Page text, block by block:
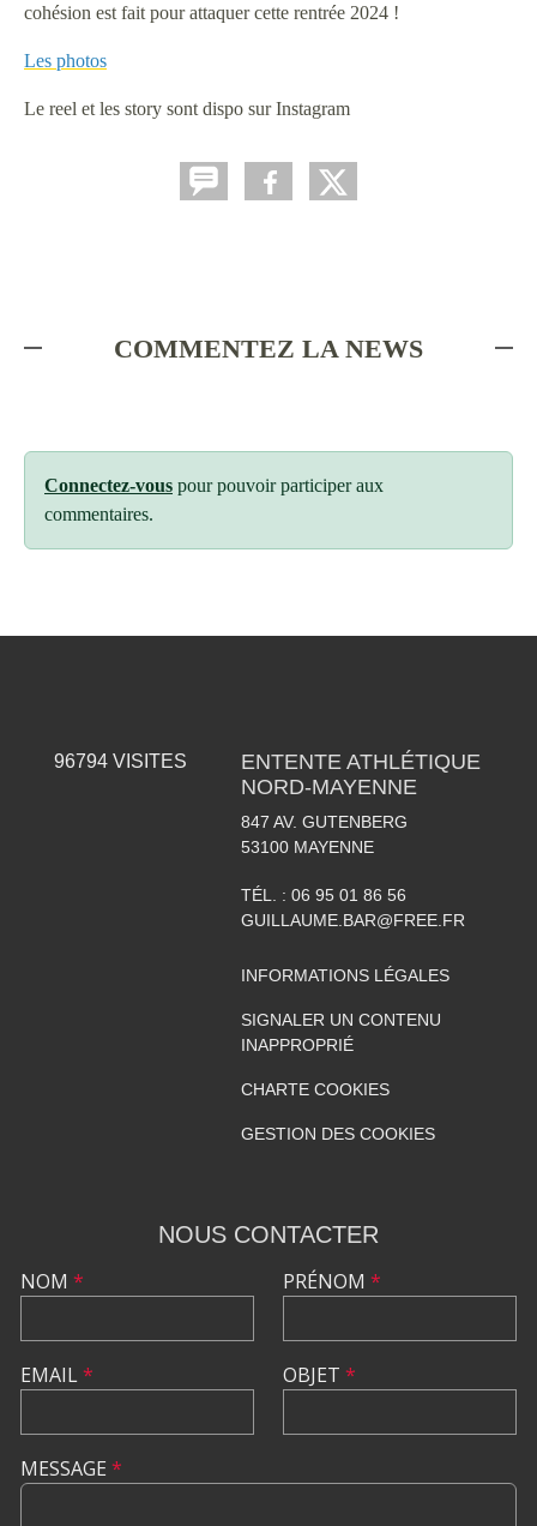
cohésion est fait pour attaquer cette rentrée 2024 !
Les photos
Le reel et les story sont dispo sur Instagram
COMMENTEZ LA NEWS
Connectez-vous pour pouvoir participer aux
commentaires.
96794VISITES
ENTENTE ATHLÉTIQUE
NORD-MAYENNE
847 AV. GUTENBERG
53100 MAYENNE
TÉL. : 06 95 01 86 56
GUILLAUME.BAR@FREE.FR
INFORMATIONS LÉGALES
SIGNALER UN CONTENU
INAPPROPRIÉ
CHARTE COOKIES
GESTION DES COOKIES
NOUS CONTACTER
NOM *
EMAIL*
PRÉNOM *
OBJET *
MESSAGE *